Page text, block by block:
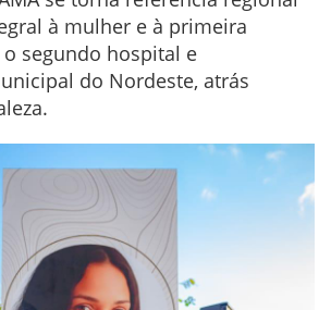
à mulher e à primeira
segundo hospital e
do Nordeste, atrás